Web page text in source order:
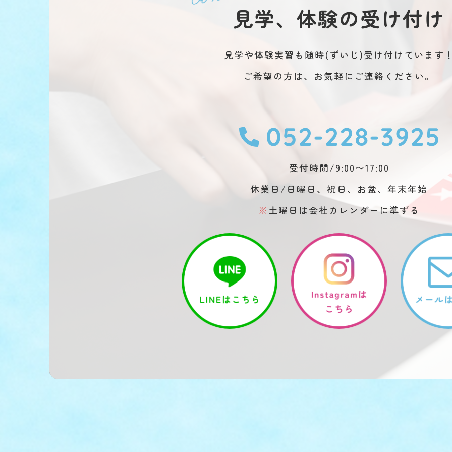
見学、体験の受け付け
見学や体験実習も随時(ずいじ)受け付けています
ご希望の方は、お気軽にご連絡ください。
052-228-3925
受付時間/9:00〜17:00
休業日/日曜日、祝日、お盆、年末年始
※ 土曜日は会社カレンダーに準ずる